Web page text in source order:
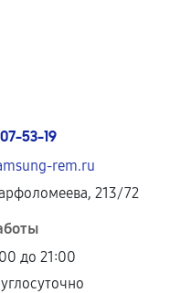
53-19
rem.ru
213/72
до 21:00